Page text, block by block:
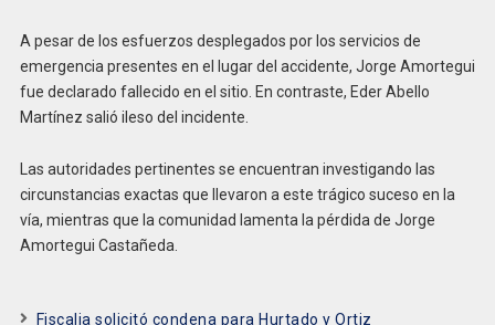
A pesar de los esfuerzos desplegados por los servicios de
emergencia presentes en el lugar del accidente, Jorge Amortegui
fue declarado fallecido en el sitio. En contraste, Eder Abello
Martínez salió ileso del incidente.
Las autoridades pertinentes se encuentran investigando las
circunstancias exactas que llevaron a este trágico suceso en la
vía, mientras que la comunidad lamenta la pérdida de Jorge
Amortegui Castañeda.
Fiscalia solicitó condena para Hurtado y Ortiz